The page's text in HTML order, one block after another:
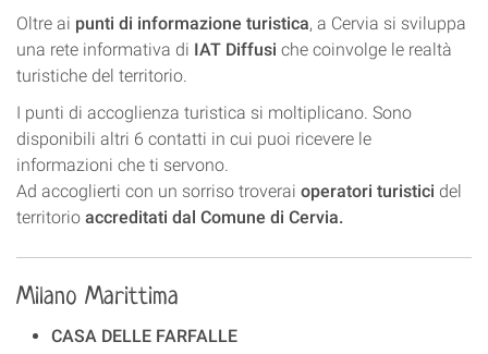
Oltre ai punti di informazione turistica, a Cervia si sviluppa
una rete informativa di IAT Diffusi che coinvolge le realtà
turistiche del territorio.
I punti di accoglienza turistica si moltiplicano. Sono
disponibili altri 6 contatti in cui puoi ricevere le
informazioni che ti servono.
Ad accoglierti con un sorriso troverai operatori turistici del
territorio accreditati dal Comune di Cervia.
Milano Marittima
CASA DELLE FARFALLE